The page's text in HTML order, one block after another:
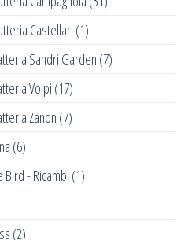
Castellari (1)
Sandri Garden (7)
Volpi (17)
Zanon (7)
(6)
- Ricambi (1)
(2)